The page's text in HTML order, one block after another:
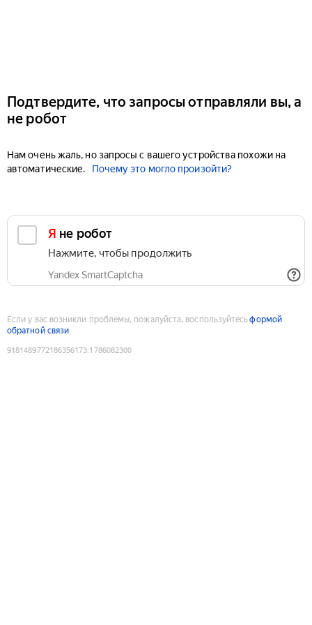
Подтвердите, что запросы отправляли вы, а
не робот
Нам очень жаль, но запросы с вашего устройства похожи на
автоматические.
Почему это могло произойти?
Я не робот
Нажмите, чтобы продолжить
Yandex SmartCaptcha
Если у вас возникли проблемы, пожалуйста, воспользуйтесьформой
обратной связи
9181489772186356173:1786082300